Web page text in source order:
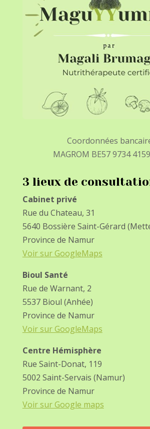
Coordonnées
MAGROM BE57 9734
3 lieux de
Cabinet privé
Rue du Chateau, 31
5640 Bossière Saint-Gérard
Province de Namur
Voir sur GoogleMaps
Bioul Santé
Rue de Warnant, 2
5537 Bioul (Anhée)
Province de Namur
Voir sur GoogleMaps
Centre Hémisphère
Rue Saint-Donat, 119
5002 Saint-Servais (Namur)
Province de Namur
Voir sur Google maps